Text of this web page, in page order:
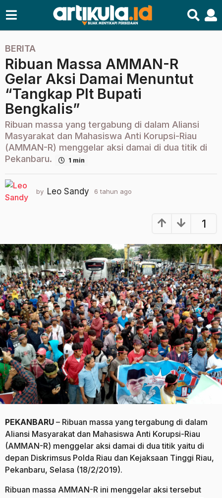
6
t
a
h
n
a
g
o
2
a
h
o
BERITA
Ribuan Massa AMMAN-R
Gelar Aksi Damai Menuntut
“Tangkap Plt Bupati
Bengkalis”
Ribuan massa yang tergabung di dalam Aliansi
Masyarakat dan Mahasiswa Anti Korupsi-Riau
(AMMAN-R) menggelar aksi damai di dua titik di
Pekanbaru.
1 min
by Leo Sandy 6 tahun ago
a
g
o
1
PEKANBARU – Ribuan massa yang tergabung di dalam
Aliansi Masyarakat dan Mahasiswa Anti Korupsi-Riau
(AMMAN-R) menggelar aksi damai di dua titik yaitu di
depan Diskrimsus Polda Riau dan Kejaksaan Tinggi Riau,
Pekanbaru, Selasa (18/2/2019).
Ribuan massa AMMAN-R ini menggelar aksi tersebut